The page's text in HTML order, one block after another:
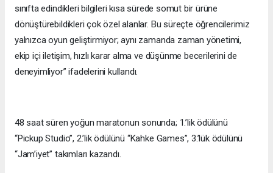
sınıfta edindikleri bilgileri kısa sürede somut bir ürüne
dönüştürebildikleri çok özel alanlar. Bu süreçte öğrencilerimiz
yalnızca oyun geliştirmiyor; aynı zamanda zaman yönetimi,
ekip içi iletişim, hızlı karar alma ve düşünme becerilerini de
deneyimliyor” ifadelerini kullandı.
48 saat süren yoğun maratonun sonunda; 1.’lik ödülünü
“Pickup Studio”, 2.’lik ödülünü “Kahke Games”, 3.’lük ödülünü
“Jam’iyet” takımları kazandı.